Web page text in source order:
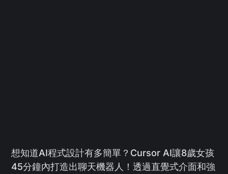
想知道AI程式設計有多簡單？Cursor AI讓8歲女孩
45分鐘內打造出聊天機器人！透過直覺式介面和強